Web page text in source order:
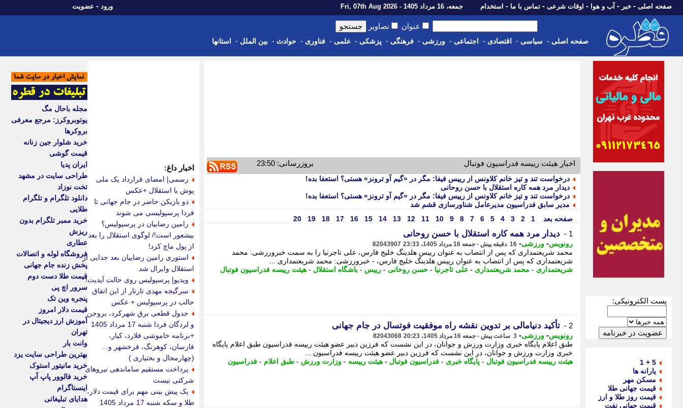
صفحه اصلی - خبر - آب و هوا - اوقات شرعی - تماس با ما - استخدام جمعه، 16 مرداد 1405 - Fri, 07th Aug 2026 ورود - عضویت
عنوان تصاویر
صفحه اصلی - سیاسی - اقتصادی - اجتماعی - ورزشی - فرهنگی - پزشکی - علمی - فناوری - حوادث - بین الملل - استانها
پست الکترونیکی:
5 + 1
یارانه ها
مسکن مهر
قیمت جهانی طلا
قیمت روز طلا و ارز
قیمت جهانی نفت
اخبار هیئت رییسه فدراسیون فوتبال بروزرسانی: 23:50
درخواست تند و تیز خانم کلاونس از رییس فیفا: مگر در «گیم آو ترونز» هستی؟ استعفا بده!
دیدار مرد همه کاره استقلال با حسن روحانی
درخواست تند و تیز خانم کلاونس از رییس فیفا: مگر در «گیم آو ترونز» هستی؟ استعفا بده!
مدیر سابق فدراسیون مدیرعامل شناورسازی قشم شد
صفحه بعد
1
2
3
4
5
6
7
8
9
10
11
12
13
14
15
16
17
18
19
20
1 - دیدار مرد همه کاره استقلال با حسن روحانی
رونویس- ورزشی- 16 دقیقه پیش - جمعه 16 مرداد 1405، 23:33 82043907
محمد شریعتمداری که پس از انتصاب به عنوان رییس هلدینگ خلیج فارس، علی تاجرنیا را به سمت خبرورزشی: محمد
شریعتمداری که پس از انتصاب به عنوان رییس هلدینگ خلیج فارس، - خبرورزشی: محمد شریعتمداری ...
شریعتمداری - محمد شریعتمداری - علی تاجرنیا - حسن روحانی - رییس - باشگاه استقلال - هیئت رییسه فدراسیون فوتبال
2 - تأکید دنیامالی بر تدوین نقشه راه موفقیت فوتسال در جام جهانی
رونویس- ورزشی- 3 ساعت پیش - جمعه 16 مرداد 1405، 20:23 82043068
طبق اعلام پایگاه خبری وزارت ورزش و جوانان، در این نشست که فرزین دبیر عضو هیئت رییسه فدراسیون طبق اعلام پایگاه
خبری وزارت ورزش و جوانان، در این نشست که فرزین دبیر عضو هیئت رییسه فدراسیون ...
هیئت رییسه فدراسیون فوتبال - پایگاه خبری - فدراسیون فوتبال - هیئت رییسه - وزارت ورزش - طبق اعلام - فدراسیون
اخبار داغ:
رسمی| امضای قرارداد یک ملی
پوش با استقلال +عکس
دو بازیکن حاضر در جام جهانی تا
فردا پرسپولیسی می شوند
رامین رضاییان در پرسپولیس؟
بیشعور است!/ لوگوی استقلال را بعد
از پول ماچ کرد!
استوری رامین رضاییان بعد جدایی از
استقلال وایرال شد
ویدیو| پرسپولیس روی حالت آپدیت!
سرگیجه مهدی تارتار از این اتفاق
جالب در پرسپولیس + عکس
جدول قطعی برق شهرکرد، بروجن
و لردگان فردا شنبه 17 مرداد 1405
+برنامه خاموشی فلارد، کیار،
فارسان، کوهرنگ، فرخشهر و...
(چهارمحال و بختیاری )
پرداخت مستقیم ساماندهی نیروهای
شرکتی نیست
یک پیش بینی مهم برای قیمت دلار،
طلا و سکه شنبه 17 مرداد 1405
مجله باحال مگ
یوتوبروکرز: مرجع معرفی
بروکرها
خرید شلوار جین زنانه
قیمت گوشی
ایران پدیا
طراحی سایت در مشهد
تخت نوزاد
دانلود تلگرام و تلگرام
طلایی
خرید ممبر تلگرام بدون
ریزش
عطاری
فروشگاه لوله و اتصالات
پخش زنده جام جهانی
قیمت طلا دست دوم
سرور اچ پی
پنجره وین تک
قیمت دلار امروز
آموزش ارز دیجیتال در
تهران
وانت بار
بهترین طراحی سایت یزد
خرید مانیتور استوک
خرید فالوور پاپ آپ
اینستاگرام
هدایای تبلیغاتی